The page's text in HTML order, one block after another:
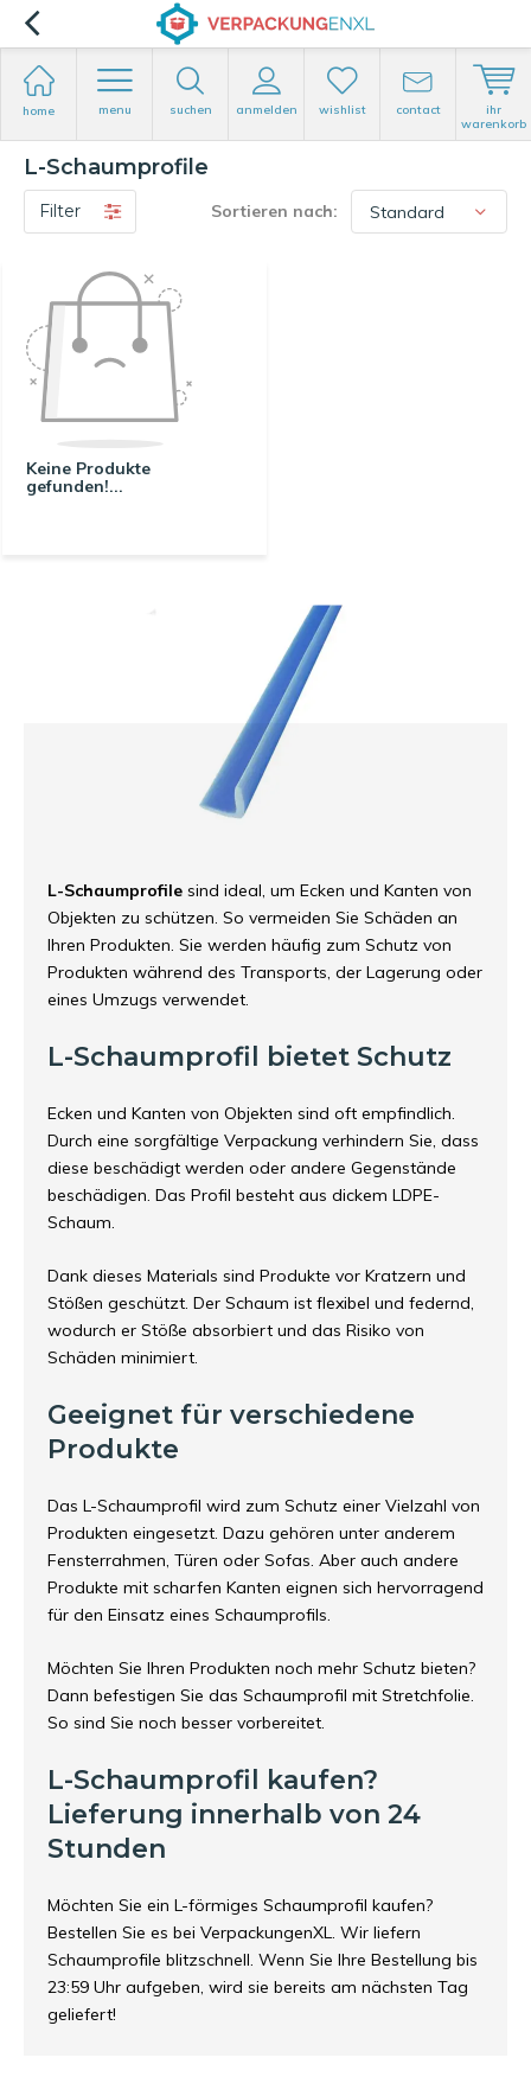
home menu suchen anmelden wishlist contact
ihr
warenkorb
L-Schaumprofile
Filter Sortieren nach:
Keine Produkte
gefunden!...
L-Schaumprofile sind ideal, um Ecken und Kanten von
Objekten zu schützen. So vermeiden Sie Schäden an
Ihren Produkten. Sie werden häufig zum Schutz von
Produkten während des Transports, der Lagerung oder
eines Umzugs verwendet.
L-Schaumprofil bietet Schutz
Ecken und Kanten von Objekten sind oft empfindlich.
Durch eine sorgfältige Verpackung verhindern Sie, dass
diese beschädigt werden oder andere Gegenstände
beschädigen. Das Profil besteht aus dickem LDPE-
Schaum.
Dank dieses Materials sind Produkte vor Kratzern und
Stößen geschützt. Der Schaum ist flexibel und federnd,
wodurch er Stöße absorbiert und das Risiko von
Schäden minimiert.
Geeignet für verschiedene
Produkte
Das L-Schaumprofil wird zum Schutz einer Vielzahl von
Produkten eingesetzt. Dazu gehören unter anderem
Fensterrahmen, Türen oder Sofas. Aber auch andere
Produkte mit scharfen Kanten eignen sich hervorragend
für den Einsatz eines Schaumprofils.
Möchten Sie Ihren Produkten noch mehr Schutz bieten?
Dann befestigen Sie das Schaumprofil mit Stretchfolie.
So sind Sie noch besser vorbereitet.
L-Schaumprofil kaufen?
Lieferung innerhalb von 24
Stunden
Möchten Sie ein L-förmiges Schaumprofil kaufen?
Bestellen Sie es bei VerpackungenXL. Wir liefern
Schaumprofile blitzschnell. Wenn Sie Ihre Bestellung bis
23:59 Uhr aufgeben, wird sie bereits am nächsten Tag
geliefert!